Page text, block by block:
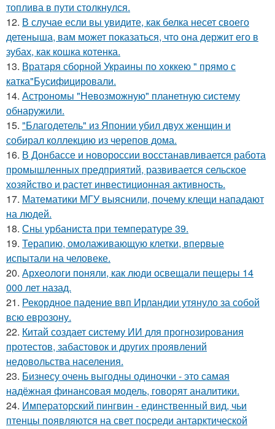
топлива в пути столкнулся.
12. В случае если вы увидите, как белка несет своего
детеныша, вам может показаться, что она держит его в
зубах, как кошка котенка.
13. Вратаря сборной Украины по хоккею " прямо с
катка"Бусифицировали.
14. Астрономы "Невозможную" планетную систему
обнаружили.
15. "Благодетель" из Японии убил двух женщин и
собирал коллекцию из черепов дома.
16. В Донбассе и новороссии восстанавливается работа
промышленных предприятий, развивается сельское
хозяйство и растет инвестиционная активность.
17. Математики МГУ выяснили, почему клещи нападают
на людей.
18. Сны урбаниста при температуре 39.
19. Терапию, омолаживающую клетки, впервые
испытали на человеке.
20. Археологи поняли, как люди освещали пещеры 14
000 лет назад.
21. Рекордное падение ввп Ирландии утянуло за собой
всю еврозону.
22. Китай создает систему ИИ для прогнозирования
протестов, забастовок и других проявлений
недовольства населения.
23. Бизнесу очень выгодны одиночки - это самая
надёжная финансовая модель, говорят аналитики.
24. Императорский пингвин - единственный вид, чьи
птенцы появляются на свет посреди антарктической